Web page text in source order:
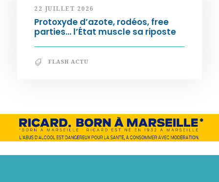
22 JUILLET 2026
Protoxyde d’azote, rodéos, free
parties… l’État muscle sa riposte
FLASH ACTU